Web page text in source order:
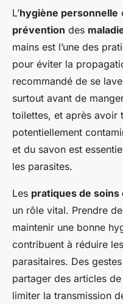
L’hygiène personnelle
prévention des
mains est l’une des
pour éviter la
recommandé de se
surtout avant de
toilettes, et après avoir
potentiellement
et du savon est
les parasites.
Les pratiques de
un rôle vital. Prendre
maintenir une bonne
contribuent à réduire
parasitaires. Des
partager des articles
limiter la transmission